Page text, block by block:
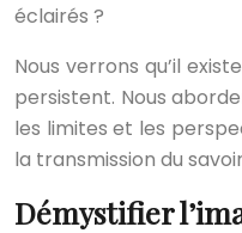
éclairés ?
Nous verrons qu’il
persistent. Nous
les limites et les
la transmission du
Démystifier